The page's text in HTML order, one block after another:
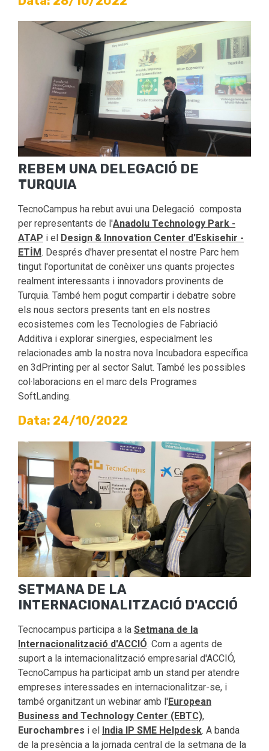
REBEM UNA DELEGACIÓ DE
TURQUIA
TecnoCampus ha rebut avui una Delegació composta
per representants de l'Anadolu Technology Park -
ATAP i el
Design & Innovation Center d'Eskisehir -
ETİM. Després d'haver presentat el nostre Parc hem
tingut l'oportunitat de conèixer uns quants projectes
realment interessants i innovadors provinents de
Turquia. També hem pogut compartir i debatre sobre
els nous sectors presents tant en els nostres
ecosistemes com les Tecnologies de Fabriació
Additiva i explorar sinergies, especialment les
relacionades amb la nostra nova Incubadora específica
en 3dPrinting per al sector Salut. També les possibles
col·laboracions en el marc dels Programes
SoftLanding.
Data: 24/10/2022
SETMANA DE LA
INTERNACIONALITZACIÓ D'ACCIÓ
Tecnocampus participa a la Setmana de la
Internacionalització d'ACCIÓ. Com a agents de
suport a la internacionalització empresarial d'ACCIÓ,
TecnoCampus ha participat amb un stand per atendre
empreses interessades en internacionalitzar-se, i
també organitzant un webinar amb l'European
Business and Technology Center (EBTC),
Eurochambres i el India IP SME Helpdesk. A banda
de la presència a la jornada central de la setmana de la